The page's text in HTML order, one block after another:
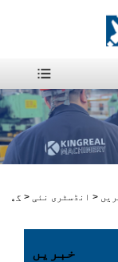
گھر > > انڈسٹری نئی
خبریں